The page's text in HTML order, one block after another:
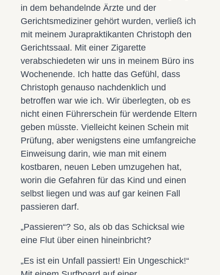
in dem behandelnde Ärzte und der
Gerichtsmediziner gehört wurden, verließ ich
mit meinem Jurapraktikanten Christoph den
Gerichtssaal. Mit einer Zigarette
verabschiedeten wir uns in meinem Büro ins
Wochenende. Ich hatte das Gefühl, dass
Christoph genauso nachdenklich und
betroffen war wie ich. Wir überlegten, ob es
nicht einen Führerschein für werdende Eltern
geben müsste. Vielleicht keinen Schein mit
Prüfung, aber wenigstens eine umfangreiche
Einweisung darin, wie man mit einem
kostbaren, neuen Leben umzugehen hat,
worin die Gefahren für das Kind und einen
selbst liegen und was auf gar keinen Fall
passieren darf.
„Passieren“? So, als ob das Schicksal wie
eine Flut über einen hineinbricht?
„Es ist ein Unfall passiert! Ein Ungeschick!“